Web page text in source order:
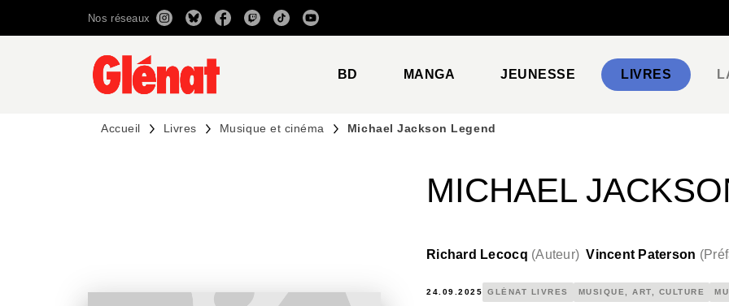
RECHERCHE CONTENU
Nos réseaux
BD MANGA JEUNESSE LIVRES
Accueil Livres Musique et cinéma Michael Jackson Legend
MICHAEL
Richard Lecocq (Auteur) Vincent Paterson (
24.09.2025 GLÉNAT LIVRES MUSIQUE, ART, CULTURE